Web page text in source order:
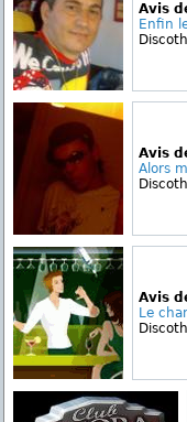
Avis
Enfin
Avis
Alors
Avis
Le